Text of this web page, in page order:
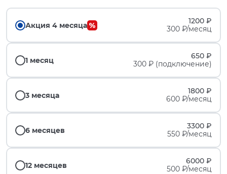
Акция 4 месяца
1200 ₽
300 ₽/месяц
1 месяц
650 ₽
300 ₽ (подключение)
3 месяца
1800 ₽
600 ₽/месяц
6 месяцев
3300 ₽
550 ₽/месяц
12 месяцев
6000 ₽
500 ₽/месяц